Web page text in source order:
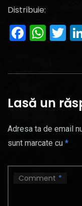
Distribuie:
Lasă un
Adresa ta de email
sunt marcate cu *
Comment *